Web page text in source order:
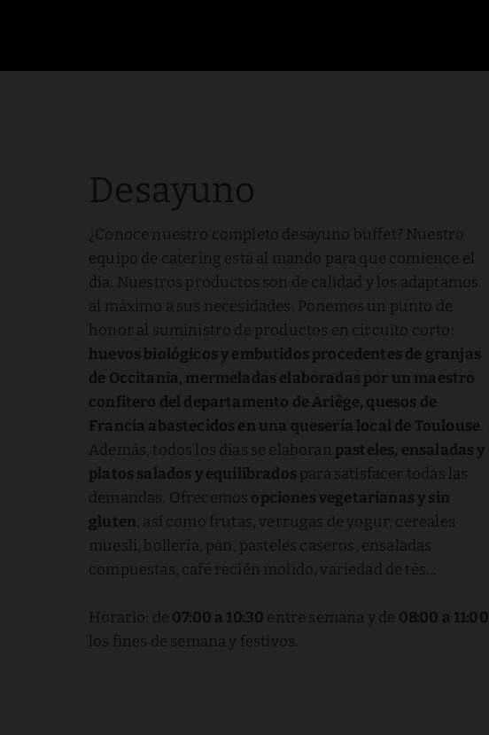
Desayuno Buffet y Bar en Toulouse | Privilège Clément Ader
Desayuno
¿Conoce nuestro completo desayuno buffet? Nuestro
equipo de catering está al mando para que comience el
día. Nuestros productos son de calidad y los adaptamos
al máximo a sus necesidades. Ponemos un punto de
honor al suministro de productos en circuito corto:
huevos biológicos y embutidos procedentes de granjas
de Occitania, mermeladas elaboradas por un maestro
confitero del departamento de Ariège, quesos de
Francia abastecidos en una quesería local de Toulouse.
Además, todos los días se elaboran pasteles, ensaladas y
platos salados y equilibrados para satisfacer todas las
demandas. Ofrecemos opciones vegetarianas y sin
gluten, así como frutas, verrugas de yogur, cereales
muesli, bollería, pan, pasteles caseros, ensaladas
compuestas, café recién molido, variedad de tés...
Horario: de 07:00 a 10:30 entre semana y de 08:00 a 11:00
los fines de semana y festivos.